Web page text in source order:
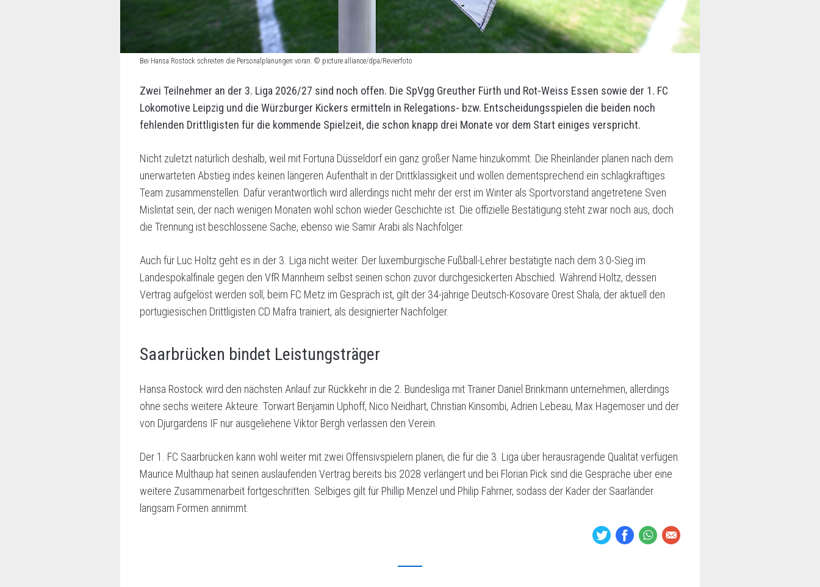
Bei Hansa Rostock schreiten die Personalplanungen voran. © picture alliance/dpa/Revierfoto
Zwei Teilnehmer an der 3. Liga 2026/27 sind noch offen. Die SpVgg Greuther Fürth und Rot-Weiss Essen sowie der 1. FC
Lokomotive Leipzig und die Würzburger Kickers ermitteln in Relegations- bzw. Entscheidungsspielen die beiden noch
fehlenden Drittligisten für die kommende Spielzeit, die schon knapp drei Monate vor dem Start einiges verspricht.
Nicht zuletzt natürlich deshalb, weil mit Fortuna Düsseldorf ein ganz großer Name hinzukommt. Die Rheinländer planen nach dem
unerwarteten Abstieg indes keinen längeren Aufenthalt in der Drittklassigkeit und wollen dementsprechend ein schlagkräftiges
Team zusammenstellen. Dafür verantwortlich wird allerdings nicht mehr der erst im Winter als Sportvorstand angetretene Sven
Mislintat sein, der nach wenigen Monaten wohl schon wieder Geschichte ist. Die offizielle Bestätigung steht zwar noch aus, doch
die Trennung ist beschlossene Sache, ebenso wie Samir Arabi als Nachfolger.
Auch für Luc Holtz geht es in der 3. Liga nicht weiter. Der luxemburgische Fußball-Lehrer bestätigte nach dem 3:0-Sieg im
Landespokalfinale gegen den VfR Mannheim selbst seinen schon zuvor durchgesickerten Abschied. Während Holtz, dessen
Vertrag aufgelöst werden soll, beim FC Metz im Gespräch ist, gilt der 34-jährige Deutsch-Kosovare Orest Shala, der aktuell den
portugiesischen Drittligisten CD Mafra trainiert, als designierter Nachfolger.
Saarbrücken bindet Leistungsträger
Hansa Rostock wird den nächsten Anlauf zur Rückkehr in die 2. Bundesliga mit Trainer Daniel Brinkmann unternehmen, allerdings
ohne sechs weitere Akteure. Torwart Benjamin Uphoff, Nico Neidhart, Christian Kinsombi, Adrien Lebeau, Max Hagemoser und der
von Djurgardens IF nur ausgeliehene Viktor Bergh verlassen den Verein.
Der 1. FC Saarbrücken kann wohl weiter mit zwei Offensivspielern planen, die für die 3. Liga über herausragende Qualität verfügen.
Maurice Multhaup hat seinen auslaufenden Vertrag bereits bis 2028 verlängert und bei Florian Pick sind die Gespräche über eine
weitere Zusammenarbeit fortgeschritten. Selbiges gilt für Phillip Menzel und Philip Fahrner, sodass der Kader der Saarländer
langsam Formen annimmt.